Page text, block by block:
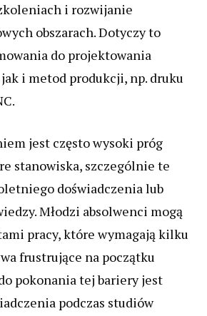
i rozwijanie
obszarach. Dotyczy to
do projektowania
i metod produkcji, np. druku
jest często wysoki próg
stanowiska, szczególnie te
doświadczenia lub
Młodzi absolwenci mogą
pracy, które wymagają kilku
frustrujące na początku
pokonania tej bariery jest
podczas studiów